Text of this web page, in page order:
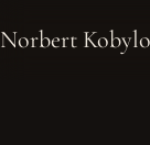
Norbert